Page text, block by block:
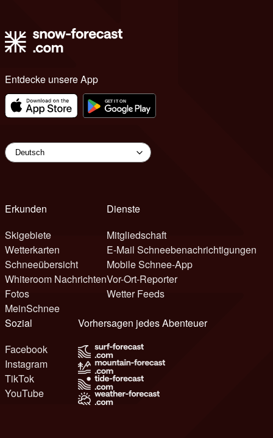
Entdecke unsere App
Erkunden
Skigebiete
Wetterkarten
Schneeübersicht
Whiteroom Nachrichten
Fotos
MeinSchnee
Dienste
Mitgliedschaft
E-Mail Schneebenachrichtigungen
Mobile Schnee-App
Vor-Ort-Reporter
Wetter Feeds
Sozial
Facebook
Instagram
TikTok
YouTube
Vorhersagen jedes Abenteuer